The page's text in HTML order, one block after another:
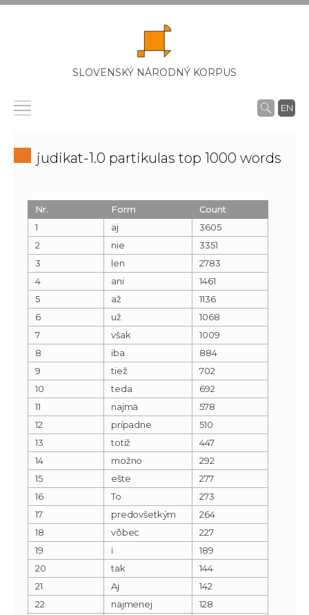
SLOVENSKÝ NÁRODNÝ KORPUS
EN
judikat-1.0 partikulas top 1000 words
Nr. Form
Count
1
aj
3605
2
nie
3351
3
len
2783
4
ani
1461
5
až
1136
6
už
1068
7
však
1009
8
iba
884
9
tiež
702
10
teda
692
11
najmä
578
12
prípadne
510
13
totiž
447
14
možno
292
15
ešte
277
16
To
273
17
predovšetkým
264
18
vôbec
227
19
i
189
20
tak
144
21
Aj
142
22
najmenej
128